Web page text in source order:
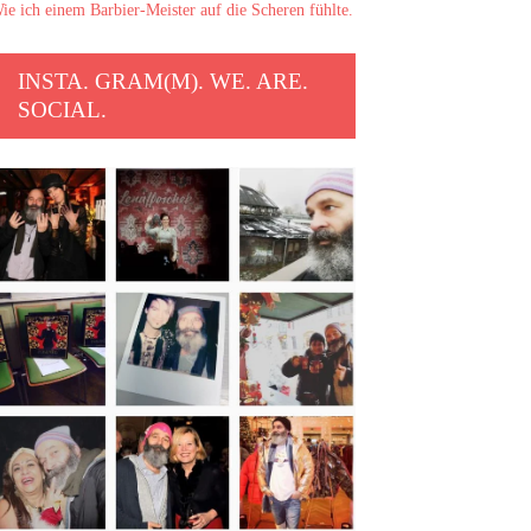
ich einem Barbier-Meister auf die Scheren fühlte.
INSTA. GRAM(M). WE. ARE.
SOCIAL.